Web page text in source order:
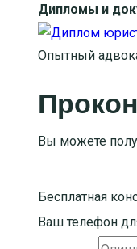
Дипломы и
Опытный
Вы можете
Бесплатная
Ваш телефон